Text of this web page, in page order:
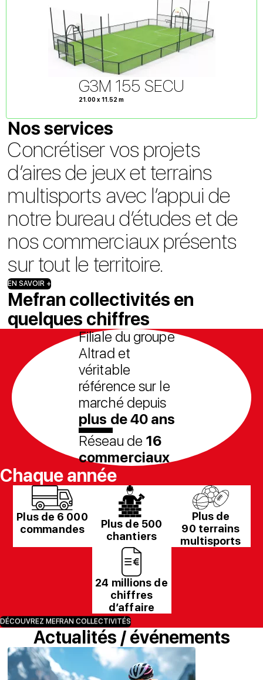
G3M 155 SECU
21.00 x 11.52 m
Nos services
Concrétiser vos projets
d’aires de jeux et terrains
multisports avec l’appui de
notre bureau d’études et de
nos commerciaux présents
sur tout le territoire.
EN SAVOIR +
Mefran collectivités en
quelques chiffres
Filiale du groupe
Altrad et
véritable
référence sur le
marché depuis
plus de 40 ans
Réseau de 16
commerciaux
Chaque année
Plus de 6 000
commandes
Plus de 500
chantiers
Plus de
90 terrains
multisports
24 millions de
chiffres
d’affaire
DÉCOUVREZ MEFRAN COLLECTIVITÉS
Actualités / événements